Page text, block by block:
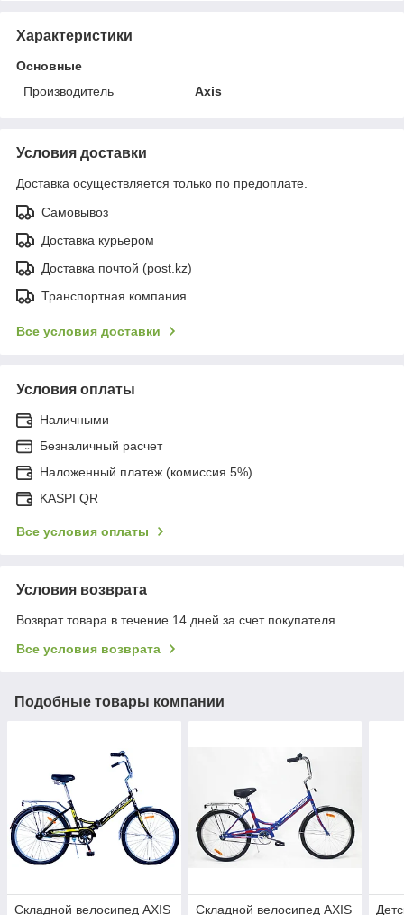
Характеристики
Основные
Производитель
Axis
Условия доставки
Доставка осуществляется только по предоплате.
Самовывоз
Доставка курьером
Доставка почтой (post.kz)
Транспортная компания
Все условия доставки
Условия оплаты
Наличными
Безналичный расчет
Наложенный платеж (комиссия 5%)
KASPI QR
Все условия оплаты
Условия возврата
Возврат товара в течение 14 дней за счет покупателя
Все условия возврата
Подобные товары компании
Складной велосипед AXIS
Складной велосипед AXIS